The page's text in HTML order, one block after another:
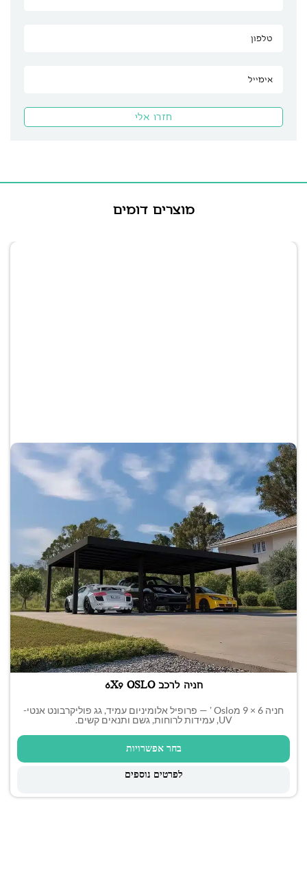
מוצרים דומים
חניה לרכב 6X9 OSLO
חניה 6 × 9 מʼ Oslo — פרופיל אלומיניום עמיד, גג פוליקרבונט אנטי-
UV, עמידות לרוחות, גשם ותנאים קשים.
בחר אפשרויות
לפרטים נוספים